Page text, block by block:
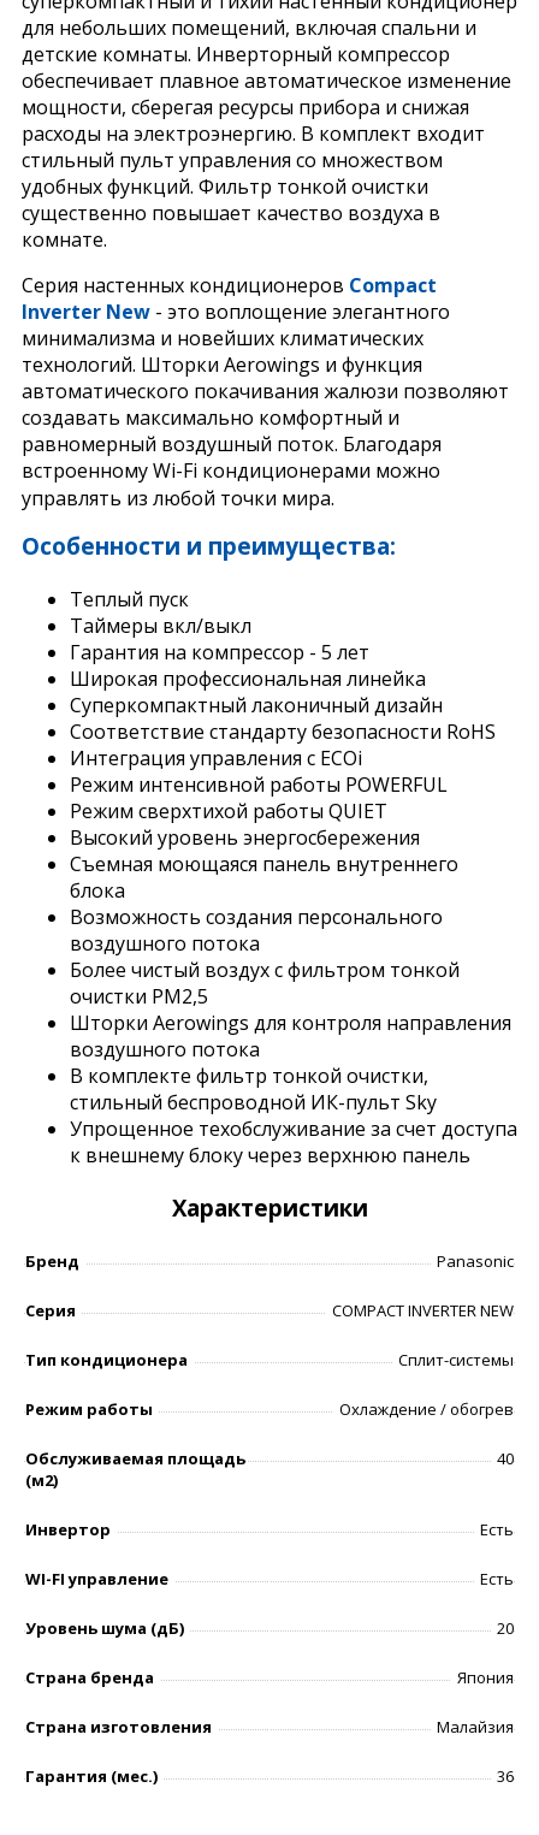
для небольших помещений, включая спальни и
детские комнаты. Инверторный компрессор
обеспечивает плавное автоматическое изменение
мощности, сберегая ресурсы прибора и снижая
расходы на электроэнергию. В комплект входит
стильный пульт управления со множеством
удобных функций. Фильтр тонкой очистки
существенно повышает качество воздуха в
комнате.
Серия настенных кондиционеров Compact
Inverter New - это воплощение элегантного
минимализма и новейших климатических
технологий. Шторки Aerowings и функция
автоматического покачивания жалюзи позволяют
создавать максимально комфортный и
равномерный воздушный поток. Благодаря
встроенному Wi-Fi кондиционерами можно
управлять из любой точки мира.
Особенности и преимущества:
Теплый пуск
Таймеры вкл/выкл
Гарантия на компрессор - 5 лет
Широкая профессиональная линейка
Суперкомпактный лаконичный дизайн
Соответствие стандарту безопасности RoHS
Интеграция управления с ECOi
Режим интенсивной работы POWERFUL
Режим сверхтихой работы QUIET
Высокий уровень энергосбережения
Съемная моющаяся панель внутреннего
блока
Возможность создания персонального
воздушного потока
Более чистый воздух с фильтром тонкой
очистки PM2,5
Шторки Aerowings для контроля направления
воздушного потока
В комплекте фильтр тонкой очистки,
стильный беспроводной ИК-пульт Sky
Упрощенное техобслуживание за счет доступа
к внешнему блоку через верхнюю панель
Характеристики
Бренд Panasonic
Серия COMPACT INVERTER NEW
Тип кондиционера Сплит-системы
Режим работы Охлаждение / обогрев
Обслуживаемая площадь
(м2)
40
Инвертор Есть
WI-FI управление Есть
Уровень шумa (дБ) 20
Страна бренда Япония
Страна изготовления Малайзия
Гарантия (мес.) 36